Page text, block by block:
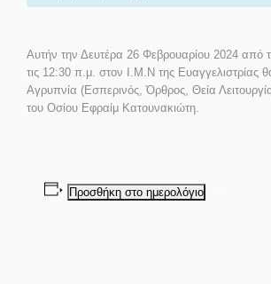
Αυτήν την Δευτέρα 26 Φεβρουαρίου 2024 από
τις 12:30 π.μ. στον Ι.Μ.Ν της Ευαγγελιστρίας
Αγρυπνία (Εσπερινός, Όρθρος, Θεία
του Οσίου Εφραίμ Κατουνακιώτη.
Προσθήκη στο ημερολόγιο